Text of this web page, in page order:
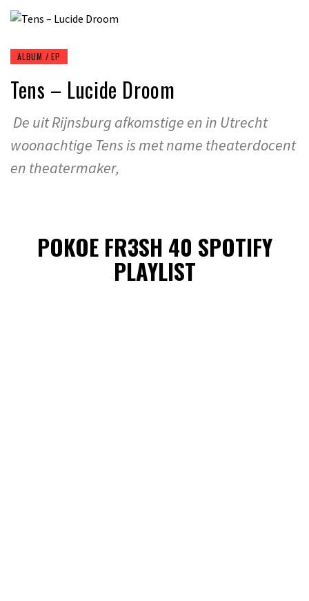
ALBUM / EP
Tens – Lucide Droom
De uit Rijnsburg afkomstige en in Utrecht
woonachtige Tens is met name theaterdocent
en theatermaker,
POKOE FR3SH 40 SPOTIFY
PLAYLIST